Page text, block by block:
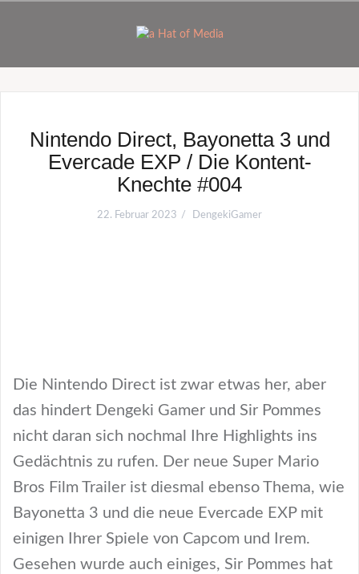
Nintendo Direct, Bayonetta 3 und
Evercade EXP / Die Kontent-
Knechte #004
22. Februar 2023 DengekiGamer
Die Nintendo Direct ist zwar etwas her, aber
das hindert Dengeki Gamer und Sir Pommes
nicht daran sich nochmal Ihre Highlights ins
Gedächtnis zu rufen. Der neue Super Mario
Bros Film Trailer ist diesmal ebenso Thema, wie
Bayonetta 3 und die neue Evercade EXP mit
einigen Ihrer Spiele von Capcom und Irem.
Gesehen wurde auch einiges, Sir Pommes hat